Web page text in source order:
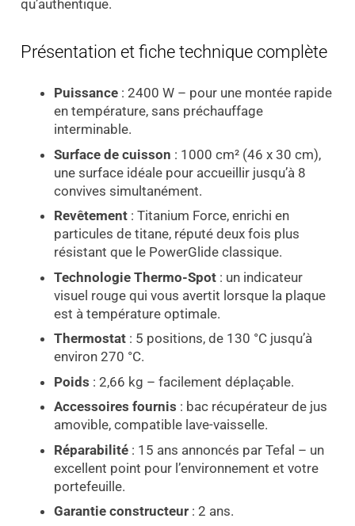
qu’authentique.
Présentation et fiche technique complète
Puissance : 2400 W – pour une montée rapide
en température, sans préchauffage
interminable.
Surface de cuisson : 1000 cm² (46 x 30 cm),
une surface idéale pour accueillir jusqu’à 8
convives simultanément.
Revêtement : Titanium Force, enrichi en
particules de titane, réputé deux fois plus
résistant que le PowerGlide classique.
Technologie Thermo-Spot : un indicateur
visuel rouge qui vous avertit lorsque la plaque
est à température optimale.
Thermostat : 5 positions, de 130 °C jusqu’à
environ 270 °C.
Poids : 2,66 kg – facilement déplaçable.
Accessoires fournis : bac récupérateur de jus
amovible, compatible lave-vaisselle.
Réparabilité : 15 ans annoncés par Tefal – un
excellent point pour l’environnement et votre
portefeuille.
Garantie constructeur : 2 ans.